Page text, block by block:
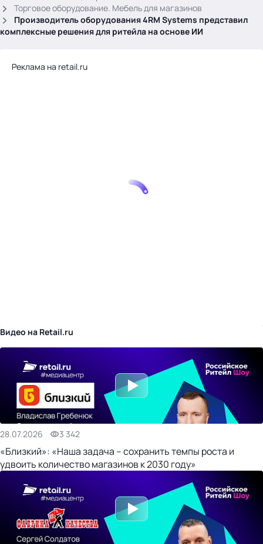
Торговое оборудование. Мебель для магазинов
Производитель оборудования 4RM Systems представил
комплексные решения для ритейла на основе ИИ
Реклама на retail.ru
Видео на Retail.ru
28.07.2026 3 342
«Близкий»: «Наша задача – сохранить темпы роста и
удвоить количество магазинов к 2030 году»